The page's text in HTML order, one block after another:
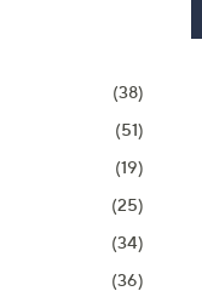
(38)
(51)
(19)
(25)
(34)
(36)